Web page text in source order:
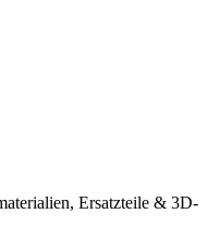
Ersatzteile & 3D-